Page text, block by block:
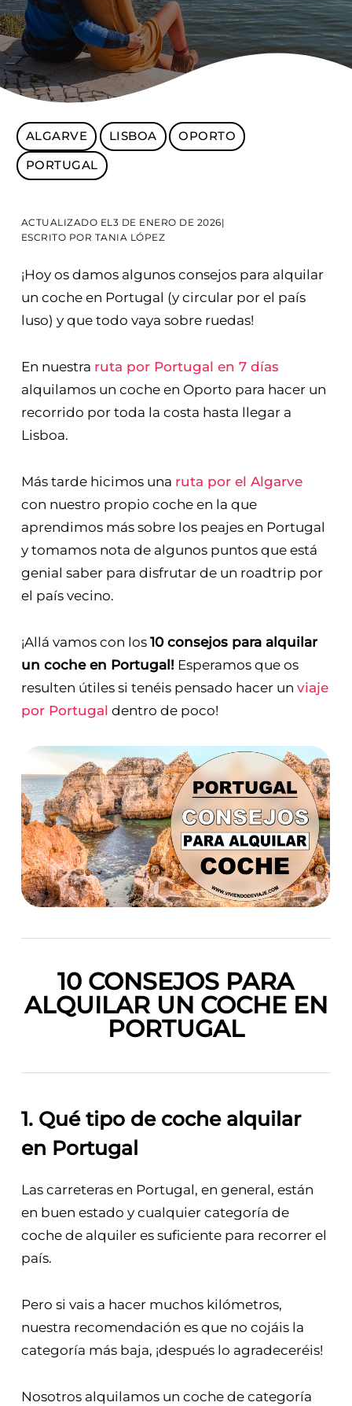
ALGARVE LISBOA OPORTO
PORTUGAL
ACTUALIZADO EL 3 DE ENERO DE 2026|
ESCRITO POR TANIA LÓPEZ
¡Hoy os damos algunos consejos para alquilar
un coche en Portugal (y circular por el país
luso) y que todo vaya sobre ruedas!
En nuestra ruta por Portugal en 7 días
alquilamos un coche en Oporto para hacer un
recorrido por toda la costa hasta llegar a
Lisboa.
Más tarde hicimos una ruta por el Algarve
con nuestro propio coche en la que
aprendimos más sobre los peajes en Portugal
y tomamos nota de algunos puntos que está
genial saber para disfrutar de un roadtrip por
el país vecino.
¡Allá vamos con los 10 consejos para alquilar
un coche en Portugal! Esperamos que os
resulten útiles si tenéis pensado hacer un viaje
por Portugal dentro de poco!
10 CONSEJOS PARA
ALQUILAR UN COCHE EN
PORTUGAL
1. Qué tipo de coche alquilar
en Portugal
Las carreteras en Portugal, en general, están
en buen estado y cualquier categoría de
coche de alquiler es suficiente para recorrer el
país.
Pero si vais a hacer muchos kilómetros,
nuestra recomendación es que no cojáis la
categoría más baja, ¡después lo agradeceréis!
Nosotros alquilamos un coche de categoría